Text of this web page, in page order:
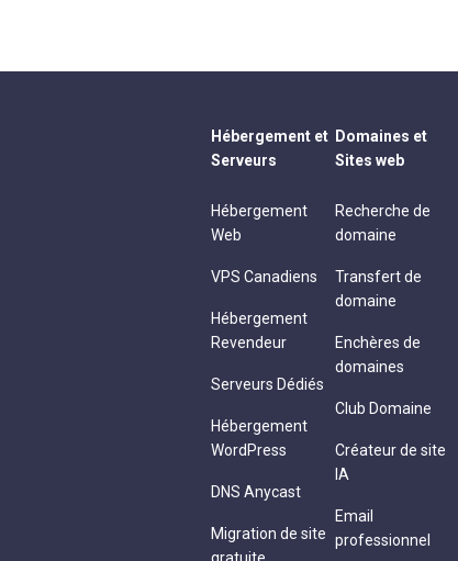
Hébergement et
Serveurs
Hébergement
Web
VPS Canadiens
Hébergement
Revendeur
Serveurs Dédiés
Hébergement
WordPress
DNS Anycast
Migration de site
Domaines et
Sites web
Recherche de
domaine
Transfert de
domaine
Enchères de
domaines
Club Domaine
Créateur de site
IA
Email
professionnel